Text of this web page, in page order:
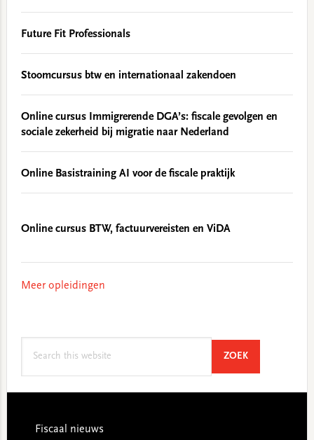
Future Fit Professionals
Stoomcursus btw en internationaal zakendoen
Online cursus Immigrerende DGA’s: fiscale gevolgen en
sociale zekerheid bij migratie naar Nederland
Online Basistraining AI voor de fiscale praktijk
Online cursus BTW, factuurvereisten en ViDA
Meer opleidingen
ZOEKSEARCH
Footer
Fiscaal nieuws